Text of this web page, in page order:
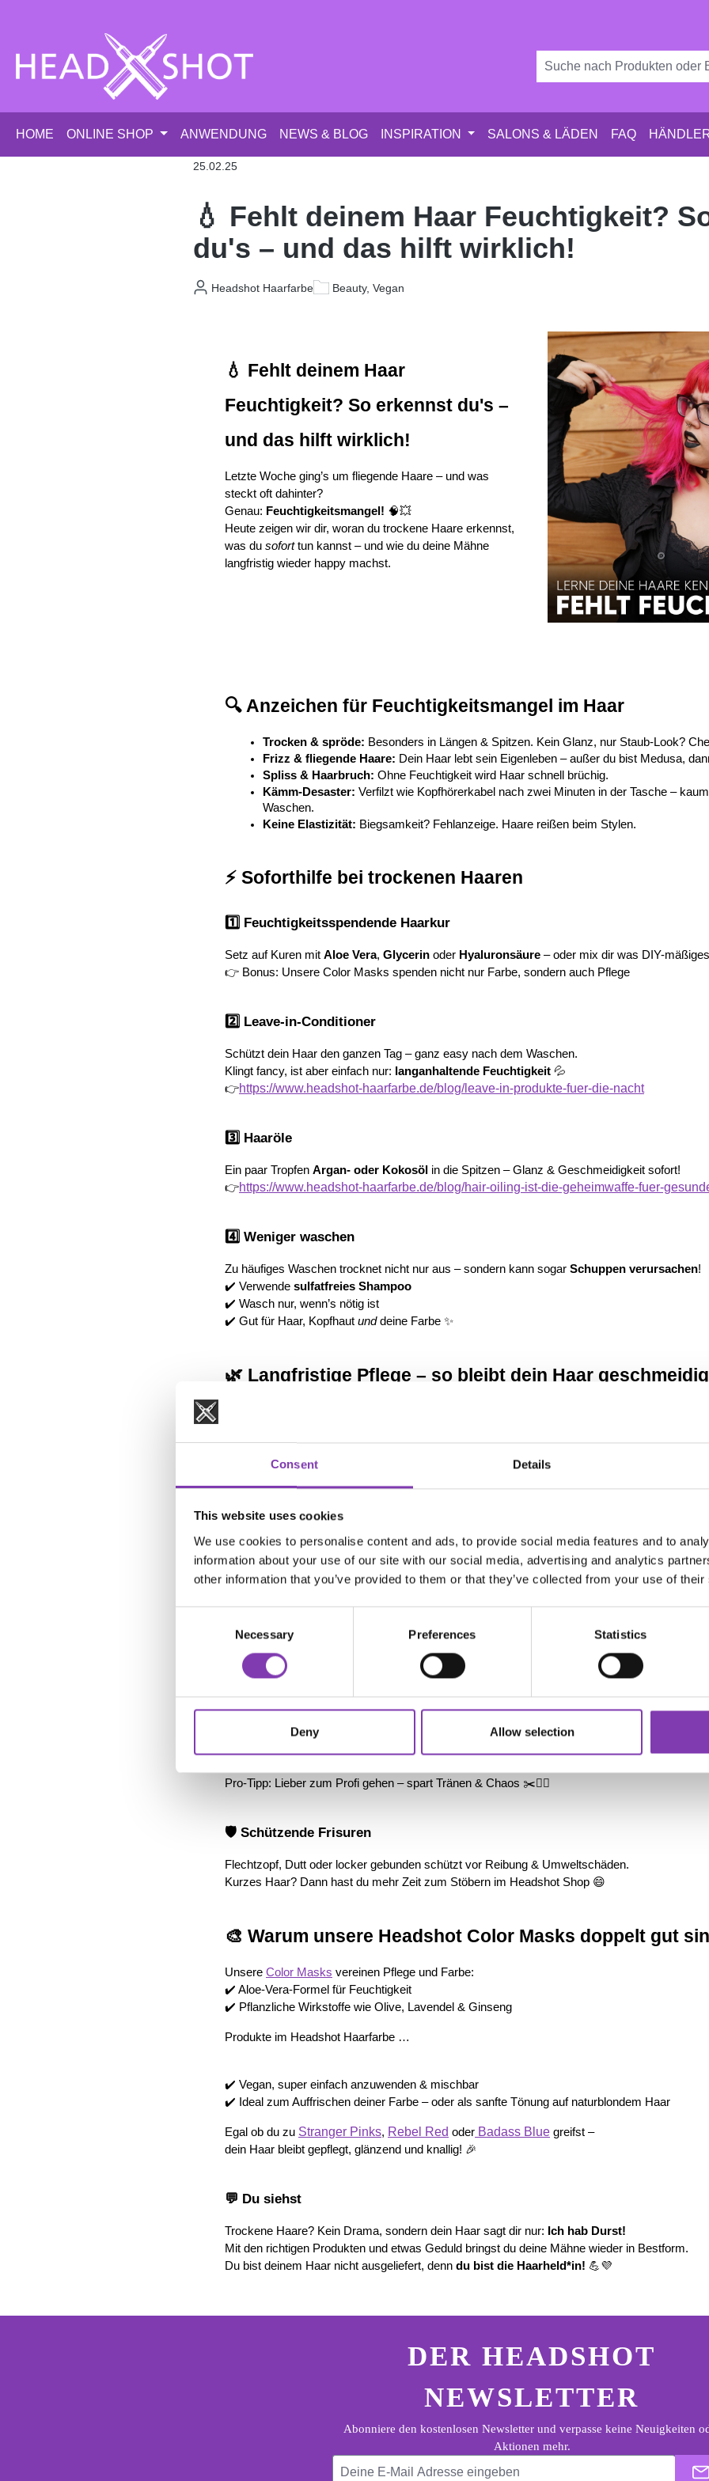
Consent Details
This website uses cookies
We use cookies to personalise content and ads, to provide social media features and to
information about your use of our site with our social media, advertising and analytics
other information that you’ve provided to them or that they’ve collected from your use of
Necessary Preferences Statistics
Deny Allow selection
HOME ONLINE SHOP ANWENDUNG NEWS & BLOG INSPIRATION SALONS & LÄDEN FAQ
25.02.25
💧 Fehlt deinem Haar Feuchtigkeit?
du's – und das hilft wirklich!
Headshot Haarfarbe Beauty, Vegan
💧 Fehlt deinem Haar
Feuchtigkeit? So erkennst du's –
und das hilft wirklich!
Letzte Woche ging’s um fliegende Haare – und was
steckt oft dahinter?
Genau: Feuchtigkeitsmangel! 🧠💥
Heute zeigen wir dir, woran du trockene Haare erkennst,
was du sofort tun kannst – und wie du deine Mähne
langfristig wieder happy machst.
🔍 Anzeichen für Feuchtigkeitsmangel im Haar
Trocken & spröde: Besonders in Längen & Spitzen. Kein Glanz, nur Staub-Look?
Frizz & fliegende Haare: Dein Haar lebt sein Eigenleben – außer du bist Medusa,
Spliss & Haarbruch: Ohne Feuchtigkeit wird Haar schnell brüchig.
Kämm-Desaster: Verfilzt wie Kopfhörerkabel nach zwei Minuten in der Tasche –
Waschen.
Keine Elastizität: Biegsamkeit? Fehlanzeige. Haare reißen beim Stylen.
⚡ Soforthilfe bei trockenen Haaren
1️⃣ Feuchtigkeitsspendende Haarkur
Setz auf Kuren mit Aloe Vera, Glycerin oder Hyaluronsäure – oder mix dir was DIY-
👉 Bonus: Unsere Color Masks spenden nicht nur Farbe, sondern auch Pflege
2️⃣ Leave-in-Conditioner
Schützt dein Haar den ganzen Tag – ganz easy nach dem Waschen.
Klingt fancy, ist aber einfach nur: langanhaltende Feuchtigkeit 💦
👉https://www.headshot-haarfarbe.de/blog/leave-in-produkte-fuer-die-nacht
3️⃣ Haaröle
Ein paar Tropfen Argan- oder Kokosöl in die Spitzen – Glanz & Geschmeidigkeit sofort!
👉https://www.headshot-haarfarbe.de/blog/hair-oiling-ist-die-geheimwaffe-fuer-
4️⃣ Weniger waschen
Zu häufiges Waschen trocknet nicht nur aus – sondern kann sogar Schuppen verursachen!
✔️ Verwende sulfatfreies Shampoo
✔️ Wasch nur, wenn’s nötig ist
✔️ Gut für Haar, Kopfhaut und deine Farbe ✨
🌿 Langfristige Pflege – so bleibt dein Haar geschmeidig
Mach’s zu deiner Haar-Me-Time
🔥 Hitzestyling reduzieren
Föhn, Glätteisen & Lockenstab = Feuchtigkeitsfresser.
✅ Immer mit Hitzeschutz
✅ Oder besser: Lufttrocknen = Energie sparen + Haar schonen ⚡
🥦 Haarfreundlich essen
Nüsse, Samen, Obst & Gemüse tun deiner Haarstruktur gut – von innen raus.
✂️ Spitzen schneiden
Pro-Tipp: Lieber zum Profi gehen – spart Tränen & Chaos ✂️💇‍♀️
🛡️ Schützende Frisuren
Flechtzopf, Dutt oder locker gebunden schützt vor Reibung & Umweltschäden.
Kurzes Haar? Dann hast du mehr Zeit zum Stöbern im Headshot Shop 😄
🎨 Warum unsere Headshot Color Masks doppelt gut
Unsere Color Masks vereinen Pflege und Farbe:
✔️ Aloe-Vera-Formel für Feuchtigkeit
✔️ Pflanzliche Wirkstoffe wie Olive, Lavendel & Ginseng
Produkte im Headshot Haarfarbe …
✔️ Vegan, super einfach anzuwenden & mischbar
✔️ Ideal zum Auffrischen deiner Farbe – oder als sanfte Tönung auf naturblondem Haar
Egal ob du zu Stranger Pinks, Rebel Red oder Badass Blue greifst –
dein Haar bleibt gepflegt, glänzend und knallig! 🎉
💬 Du siehst
Trockene Haare? Kein Drama, sondern dein Haar sagt dir nur: Ich hab Durst!
Mit den richtigen Produkten und etwas Geduld bringst du deine Mähne wieder in Bestform.
Du bist deinem Haar nicht ausgeliefert, denn du bist die Haarheld*in! 💪💜
DER HEADSHOT
NEWSLETTER
Abonniere den kostenlosen Newsletter und verpasse keine Neuigkeiten
Aktionen mehr.